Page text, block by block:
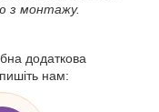
з монтажу.
додаткова
нам: